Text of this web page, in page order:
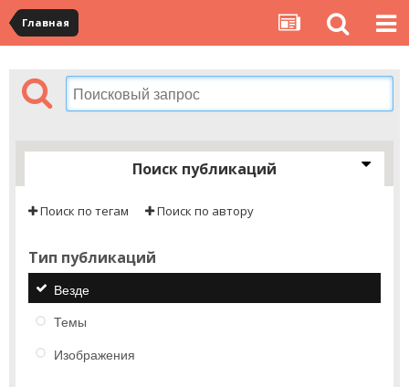
Главная
Поиск публикаций
Поиск по тегам Поиск по автору
Тип публикаций
Везде
Темы
Изображения